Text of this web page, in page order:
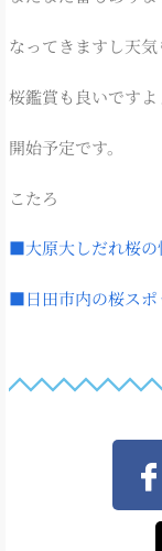
なってきますし天
桜鑑賞も良いです
開始予定です。
こたろ
■大原大しだれ桜の
■日田市内の桜スポ